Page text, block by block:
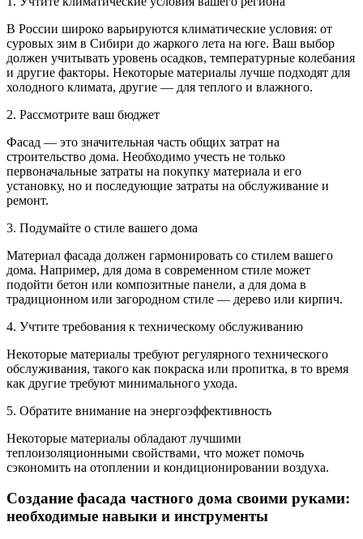
В России широко варьируются климатические условия: от
суровых зим в Сибири до жаркого лета на юге. Ваш выбор
должен учитывать уровень осадков, температурные колебания
и другие факторы. Некоторые материалы лучше подходят для
холодного климата, другие — для теплого и влажного.
2. Рассмотрите ваш бюджет
Фасад — это значительная часть общих затрат на
строительство дома. Необходимо учесть не только
первоначальные затраты на покупку материала и его
установку, но и последующие затраты на обслуживание и
ремонт.
3. Подумайте о стиле вашего дома
Материал фасада должен гармонировать со стилем вашего
дома. Например, для дома в современном стиле может
подойти бетон или композитные панели, а для дома в
традиционном или загородном стиле — дерево или кирпич.
4. Учтите требования к техническому обслуживанию
Некоторые материалы требуют регулярного технического
обслуживания, такого как покраска или пропитка, в то время
как другие требуют минимального ухода.
5. Обратите внимание на энергоэффективность
Некоторые материалы обладают лучшими
теплоизоляционными свойствами, что может помочь
сэкономить на отоплении и кондиционировании воздуха.
Создание фасада частного дома своими руками:
необходимые навыки и инструменты